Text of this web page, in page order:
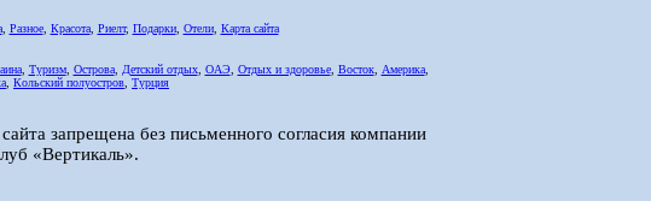
, Разное, Красота, Риелт, Подарки, Отели, Карта сайта
, Туризм, Острова, Детский отдых, ОАЭ, Отдых и здоровье, Восток, Америка,
Кольский полуостров Турция
запрещена без письменного согласия компании
«Вертикаль».